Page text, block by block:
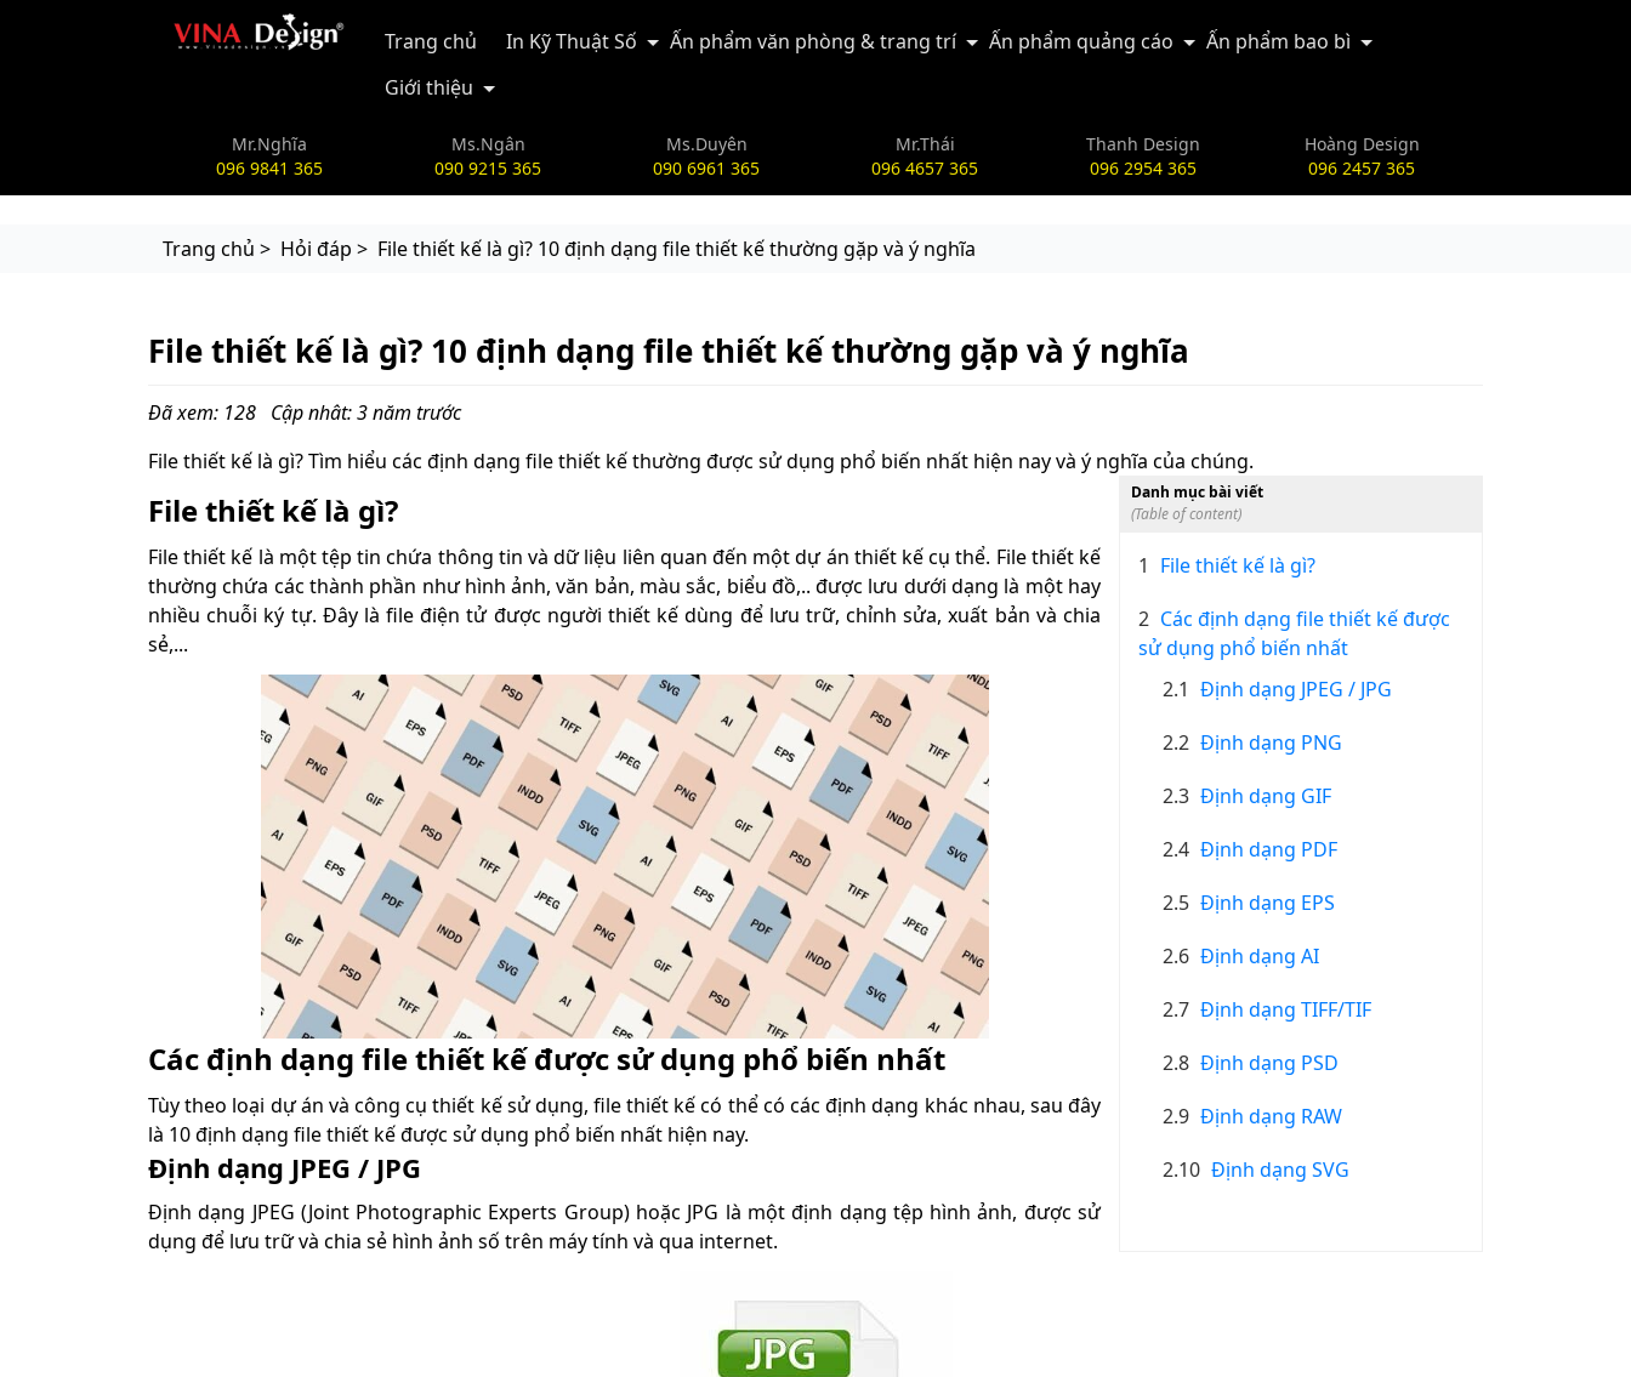
vinadesign.vn
Trang chủ In Kỹ Thuật Số Ấn phẩm văn phòng & trang trí Ấn phẩm quảng cáo
Ấn phẩm bao bì
Giới thiệu
Mr.Nghĩa
096 9841 365
Ms.Ngân
090 9215 365
Ms.Duyên
090 6961 365
Mr.Thái
096 4657 365
Thanh Design
096 2954 365
Hoàng Design
096 2457 365
Trang chủ > Hỏi đáp > File thiết kế là gì? 10 định dạng file thiết kế thường gặp và ý nghĩa
File thiết kế là gì? 10 định dạng file thiết kế thường gặp và ý nghĩa
Đã xem: 128 Cập nhât: 3 năm trước
File thiết kế là gì? Tìm hiểu các định dạng file thiết kế thường được sử dụng phổ biến nhất hiện nay và ý nghĩa của chúng.
Danh mục bài viết
(Table of content)
1 File thiết kế là gì?
2 Các định dạng file thiết kế được
sử dụng phổ biến nhất
2.1 Định dạng JPEG / JPG
2.2 Định dạng PNG
2.3 Định dạng GIF
2.4 Định dạng PDF
2.5 Định dạng EPS
2.6 Định dạng AI
2.7 Định dạng TIFF/TIF
2.8 Định dạng PSD
2.9 Định dạng RAW
2.10 Định dạng SVG
File thiết kế là gì?
File thiết kế là một tệp tin chứa thông tin và dữ liệu liên quan đến một dự án thiết kế cụ thể. File thiết kế
thường chứa các thành phần như hình ảnh, văn bản, màu sắc, biểu đồ,.. được lưu dưới dạng là một hay
nhiều chuỗi ký tự. Đây là file điện tử được người thiết kế dùng để lưu trữ, chỉnh sửa, xuất bản và chia
sẻ,...
Các định dạng file thiết kế được sử dụng phổ biến nhất
Tùy theo loại dự án và công cụ thiết kế sử dụng, file thiết kế có thể có các định dạng khác nhau, sau đây
là 10 định dạng file thiết kế được sử dụng phổ biến nhất hiện nay.
Định dạng JPEG / JPG
Định dạng JPEG (Joint Photographic Experts Group) hoặc JPG là một định dạng tệp hình ảnh, được sử
dụng để lưu trữ và chia sẻ hình ảnh số trên máy tính và qua internet.